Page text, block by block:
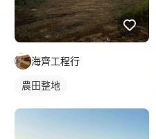
海齊工程行
農田整地